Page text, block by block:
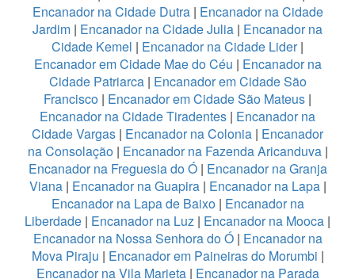
Encanador na Cidade Dutra | Encanador na Cidade
Jardim | Encanador na Cidade Julia | Encanador na
Cidade Kemel | Encanador na Cidade Lider|
Encanador em Cidade Mae do Céu | Encanador na
Cidade Patriarca| Encanador em Cidade São
Francisco | Encanador em Cidade São Mateus |
Encanador na Cidade Tiradentes | Encanador na
Cidade Vargas | Encanador na Colonia | Encanador
na Consolação | Encanador na Fazenda Aricanduva|
Encanador na Freguesia do Ó| Encanador na Granja
Viana| Encanador na Guapira| Encanador na Lapa|
Encanador na Lapa de Baixo | Encanador na
Liberdade | Encanador na Luz | Encanador na Mooca |
Encanador na Nossa Senhora do Ó| Encanador na
Mova Piraju | Encanador em Paineiras do Morumbi |
Encanador na Vila Marieta| Encanador na Parada